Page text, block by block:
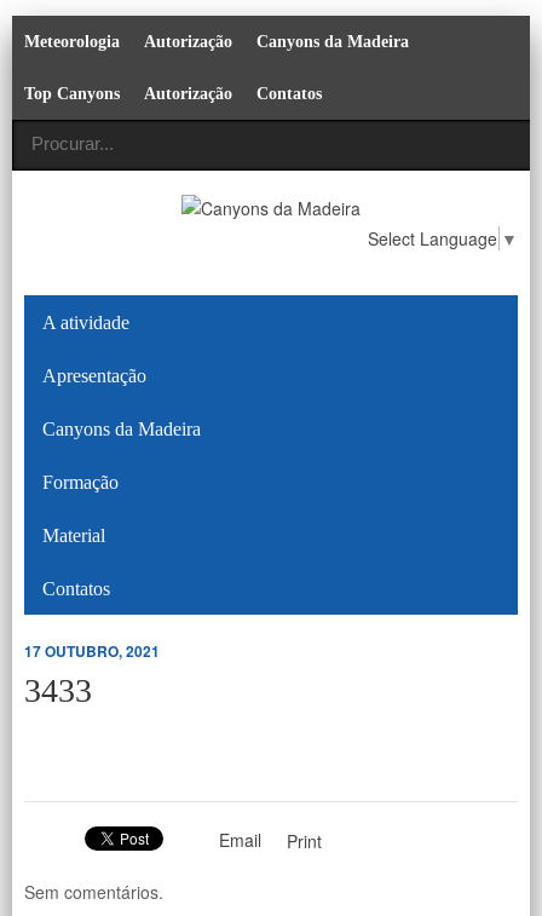
Meteorologia Autorização Canyons da Madeira
Top Canyons Autorização Contatos
Select Language ▼
A atividade
Apresentação
Canyons da Madeira
Formação
Material
Contatos
17 OUTUBRO, 2021
3433
Email Print
Sem comentários.